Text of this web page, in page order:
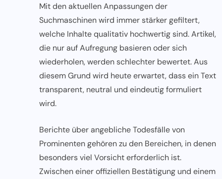
Mit den aktuellen Anpassungen der
Suchmaschinen wird immer stärker gefiltert,
welche Inhalte qualitativ hochwertig sind. Artikel,
die nur auf Aufregung basieren oder sich
wiederholen, werden schlechter bewertet. Aus
diesem Grund wird heute erwartet, dass ein Text
transparent, neutral und eindeutig formuliert
wird.
Berichte über angebliche Todesfälle von
Prominenten gehören zu den Bereichen, in denen
besonders viel Vorsicht erforderlich ist.
Zwischen einer offiziellen Bestätigung und einem